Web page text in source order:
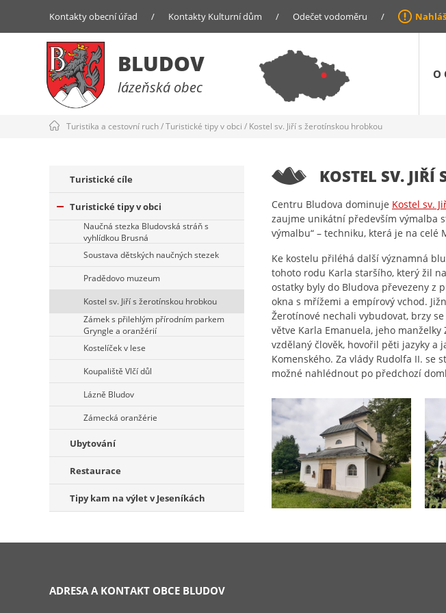
Kontakty obecní úřad / Kontakty Kulturní dům / Odečet vodoměru /
BLUDOV
lázeňská obec
O
Turistika a cestovní ruch/Turistické tipy v obci / Kostel sv. Jiří s žerotínskou hrobkou
Turistické cíle
Turistické tipy v obci
Naučná stezka Bludovská stráň s
vyhlídkou Brusná
Soustava dětských naučných stezek
Pradědovo muzeum
Kostel sv. Jiří s žerotínskou hrobkou
Zámek s přilehlým přírodním parkem
Gryngle a oranžérií
Kostelíček v lese
Koupaliště Vlčí důl
Lázně Bludov
Zámecká oranžérie
Ubytování
Restaurace
Tipy kam na výlet v Jeseníkách
KOSTEL SV. JIŘÍ
Centru Bludova dominuje Kostel sv.
zaujme unikátní především výmalba
výmalbu“ – techniku, která je na celé
Ke kostelu přiléhá další významná
tohoto rodu Karla staršího, který žil
ostatky byly do Bludova převezeny z
okna s mřížemi a empírový vchod.
Žerotínové nechali vybudovat, brzy
větve Karla Emanuela, jeho
vzdělaný člověk, hovořil pěti jazyky a
Komenského. Za vlády Rudolfa II. se
možné nahlédnout po předchozí
ADRESA A KONTAKT OBCE BLUDOV